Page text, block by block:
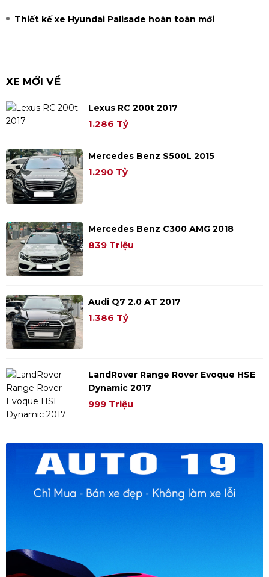
Thiết kế xe Hyundai Palisade hoàn toàn mới
XE MỚI VỀ
Lexus RC 200t 2017
1.286 Tỷ
Mercedes Benz S500L 2015
1.290 Tỷ
Mercedes Benz C300 AMG 2018
839 Triệu
Audi Q7 2.0 AT 2017
1.386 Tỷ
LandRover Range Rover Evoque HSE
Dynamic 2017
999 Triệu